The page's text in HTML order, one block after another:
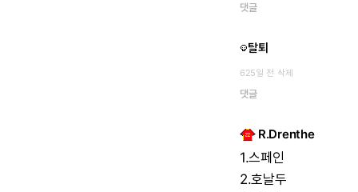
댓글
탈퇴
625일 전 삭제
댓글
R.Drenthe
1.스페인
2.호날두